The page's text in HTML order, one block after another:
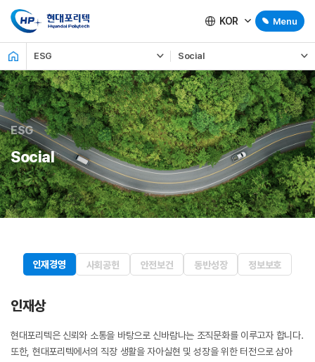
KOR Menu
ESG Social
ESG
Social
인재경영 사회공헌 안전보건 동반성장 정보보호
인재상
현대포리텍은 신뢰와 소통을 바탕으로 신바람나는 조직문화를 이루고자 합니다.
또한, 현대포리텍에서의 직장 생활을 자아실현 및 성장을 위한 터전으로 삼아